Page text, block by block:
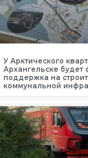
У Арктического
Архангельске
поддержка на
коммунальной